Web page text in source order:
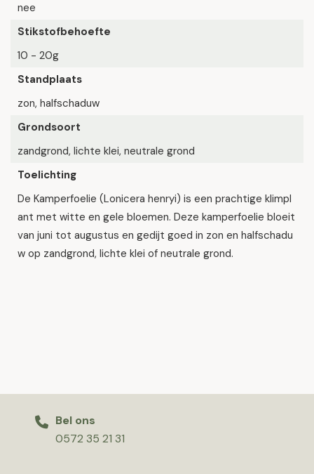
nee
Stikstofbehoefte
10 - 20g
Standplaats
zon, halfschaduw
Grondsoort
zandgrond, lichte klei, neutrale grond
Toelichting
De Kamperfoelie (Lonicera henryi) is een prachtige klimpl
ant met witte en gele bloemen. Deze kamperfoelie bloeit
van juni tot augustus en gedijt goed in zon en halfschadu
w op zandgrond, lichte klei of neutrale grond.
Bel ons
0572 35 21 31